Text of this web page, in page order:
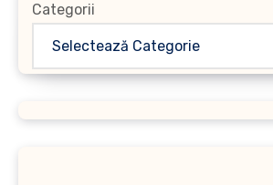
Categorii